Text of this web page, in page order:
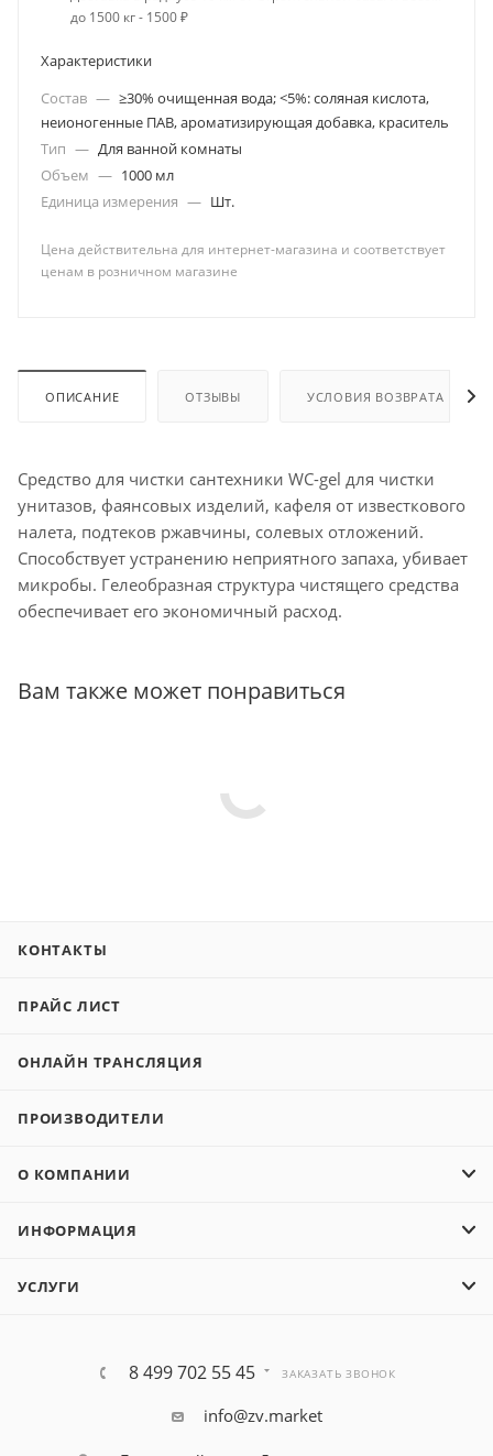
до 1500 кг - 1500 ₽
Характеристики
Состав — ≥30% очищенная вода; <5%: соляная кислота,
неионогенные ПАВ, ароматизирующая добавка, краситель
Тип — Для ванной комнаты
Объем — 1000 мл
Единица измерения — Шт.
Цена действительна для интернет-магазина и соответствует
ценам в розничном магазине
ОПИСАНИЕ ОТЗЫВЫ УСЛОВИЯ ВОЗВРАТА
Средство для чистки сантехники WC-gel для чистки
унитазов, фаянсовых изделий, кафеля от известкового
налета, подтеков ржавчины, солевых отложений.
Способствует устранению неприятного запаха, убивает
микробы. Гелеобразная структура чистящего средства
обеспечивает его экономичный расход.
Вам также может понравиться
КОНТАКТЫ
ПРАЙС ЛИСТ
ОНЛАЙН ТРАНСЛЯЦИЯ
ПРОИЗВОДИТЕЛИ
О КОМПАНИИ
ИНФОРМАЦИЯ
УСЛУГИ
8 499 702 55 45 ЗАКАЗАТЬ ЗВОНОК
info@zv.market